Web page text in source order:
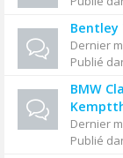
Bentley
Dernier
Publié
BMW
Dernier
Publié